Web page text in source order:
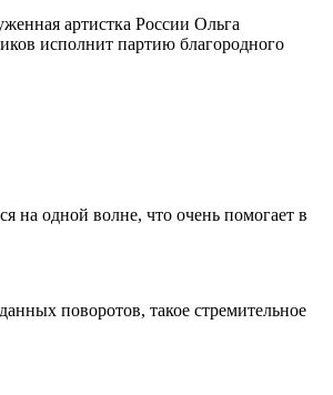
артистка России Ольга
исполнит партию благородного
на одной волне, что очень помогает в
поворотов, такое стремительное